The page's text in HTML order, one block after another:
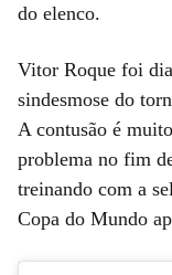
do elenco.
Vitor Roque foi
sindesmose do
A contusão é
problema no fim
treinando com a
Copa do Mundo